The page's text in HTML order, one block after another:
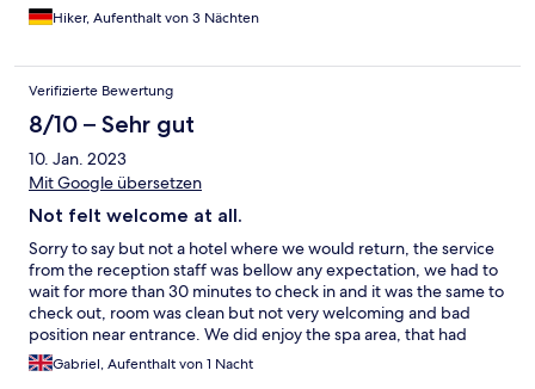
Hiker, Aufenthalt von 3 Nächten
Verifizierte Bewertung
8/10 – Sehr gut
10. Jan. 2023
Mit Google übersetzen
Not felt welcome at all.
Sorry to say but not a hotel where we would return, the service
from the reception staff was bellow any expectation, we had to
wait for more than 30 minutes to check in and it was the same to
check out, room was clean but not very welcoming and bad
position near entrance. We did enjoy the spa area, that had
plenty for us and very well managed. Breakfast was also good
even though we were a bit late.
Gabriel, Aufenthalt von 1 Nacht